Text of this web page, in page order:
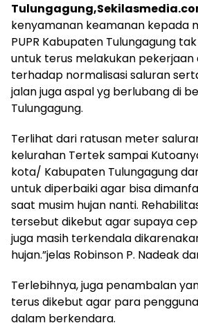
kenyamanan keamanan kepada
PUPR Kabupaten Tulungagung
untuk terus melakukan
terhadap normalisasi saluran
jalan juga aspal yg berlubang di
Tulungagung.
Terlihat dari ratusan meter
kelurahan Tertek sampai
kota/ Kabupaten Tulungagung
untuk diperbaiki agar bisa
saat musim hujan nanti.
tersebut dikebut agar supaya
juga masih terkendala
hujan.”jelas Robinson P. Nadeak
Terlebihnya, juga penambalan
terus dikebut agar para
dalam berkendara.